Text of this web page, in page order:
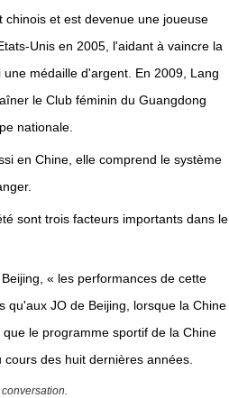
et est devenue une joueuse
Unis en 2005, l'aidant à vaincre la
médaille d'argent. En 2009, Lang
le Club féminin du Guangdong
nationale.
en Chine, elle comprend le système
sont trois facteurs importants dans le
« les performances de cette
qu'aux JO de Beijing, lorsque la Chine
le programme sportif de la Chine
des huit dernières années.